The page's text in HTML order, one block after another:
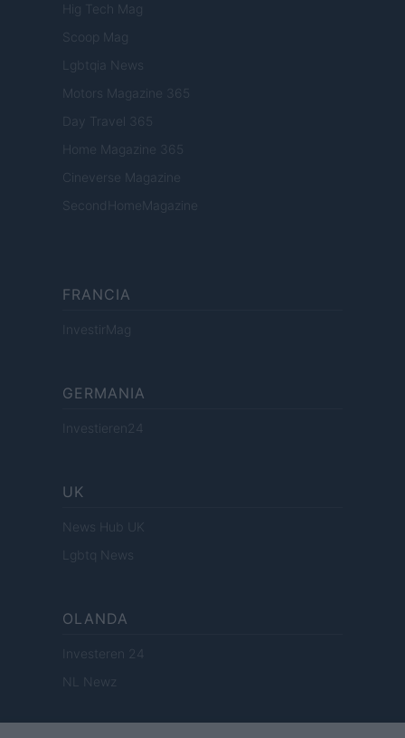
Hig Tech Mag
Scoop Mag
Lgbtqia News
Motors Magazine 365
Day Travel 365
Home Magazine 365
Cineverse Magazine
SecondHomeMagazine
FRANCIA
InvestirMag
GERMANIA
Investieren24
UK
News Hub UK
Lgbtq News
OLANDA
Investeren 24
NL Newz